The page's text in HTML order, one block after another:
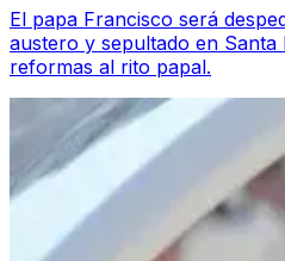
El papa Francisco será
austero y sepultado en
reformas al rito papal.